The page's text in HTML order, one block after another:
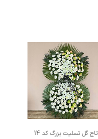
تاج گل تسلیت بزرگ کد 14